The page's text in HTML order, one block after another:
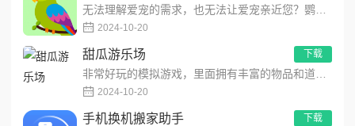
2024-10-20
甜瓜游乐场
2024-10-20
下载
手机换机搬家助手 下载